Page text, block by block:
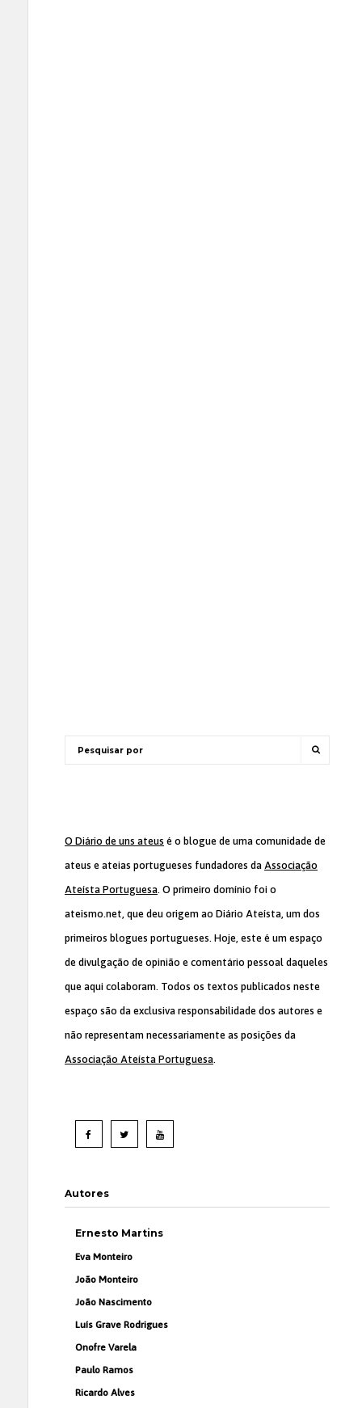
O Diário de uns ateus é o blogue de uma comunidade de
ateus e ateias portugueses fundadores da Associação
Ateísta Portuguesa. O primeiro domínio foi o
ateismo.net, que deu origem ao Diário Ateísta, um dos
primeiros blogues portugueses. Hoje, este é um espaço
de divulgação de opinião e comentário pessoal daqueles
que aqui colaboram. Todos os textos publicados neste
espaço são da exclusiva responsabilidade dos autores e
não representam necessariamente as posições da
Associação Ateísta Portuguesa.
Autores
Ernesto Martins
Eva Monteiro
João Monteiro
João Nascimento
Luís Grave Rodrigues
Onofre Varela
Paulo Ramos
Ricardo Alves